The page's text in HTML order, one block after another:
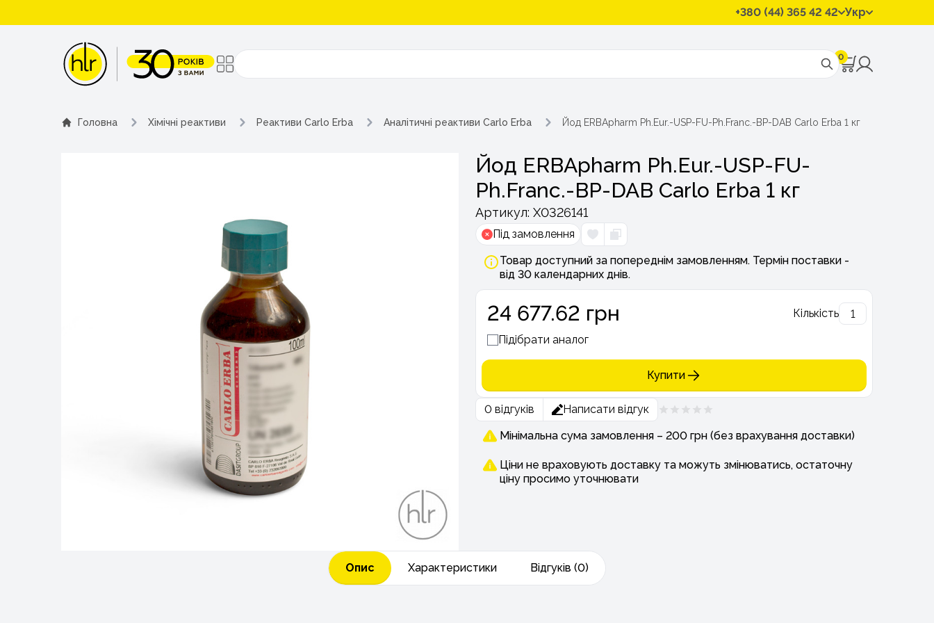
+380 (44) 365 42 42 Укр
0
Поиск
Головна Хімічні реактиви Реактиви Carlo Erba Аналітичні реактиви Carlo Erba Йод ERBApharm Ph.Eur.-USP-FU-Ph.Franc.-BP-DAB Carlo Erba 1 кг
Йод ERBApharm Ph.Eur.-USP-FU-
Ph.Franc.-BP-DAB Carlo Erba 1 кг
Артикул: Х0326141
Під замовлення
Товар доступний за попереднім замовленням. Термін поставки -
від 30 календарних днів.
24 677.62 грн
Кількість
Підібрати аналог
Купити
0 відгуків
Написати відгук
Мінімальна сума замовлення – 200 грн (без врахування доставки)
Ціни не враховують доставку та можуть змінюватись, остаточну
ціну просимо уточнювати
Опис Характеристики Відгуків (0)